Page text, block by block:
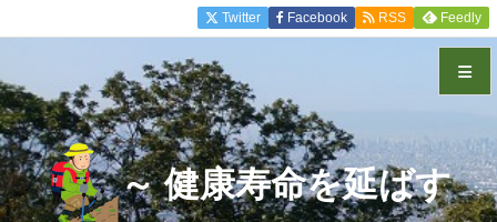
～ 健康寿命を延ばすサイド
Twitter Facebook RSS Feedly